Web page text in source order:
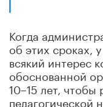
Когда
об этих сроках,
всякий интерес
обоснованной
10–15 лет, чтобы
педагогической